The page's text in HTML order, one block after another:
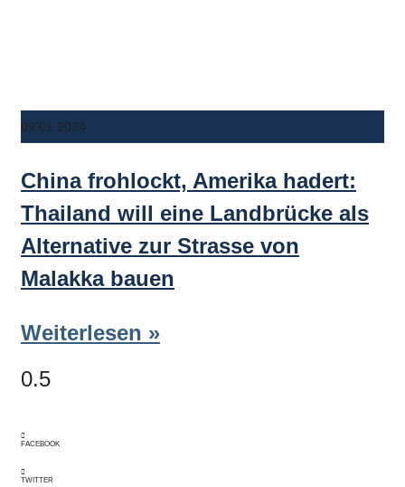
09.01.2024
China frohlockt, Amerika hadert:
Thailand will eine Landbrücke als
Alternative zur Strasse von
Malakka bauen
Weiterlesen »
FACEBOOK
TWITTER